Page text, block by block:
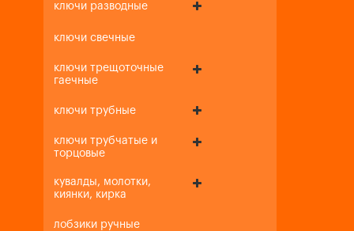
ключи разводные
ключи свечные
ключи трещоточные
гаечные
ключи трубные
ключи трубчатые и
торцовые
кувалды, молотки,
киянки, кирка
лобзики ручные